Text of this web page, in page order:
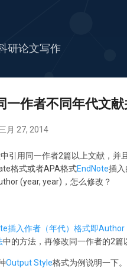
研论文写作
一作者不同年代文
月 27, 2014
引用同一作者2篇以上文献，并
格式或者APA格式EndNote插
(year, year)，怎么修改？
插入作者（年代）格式即
中的方法，再修改同一作者的2篇
Output Style格式为例说明一下。